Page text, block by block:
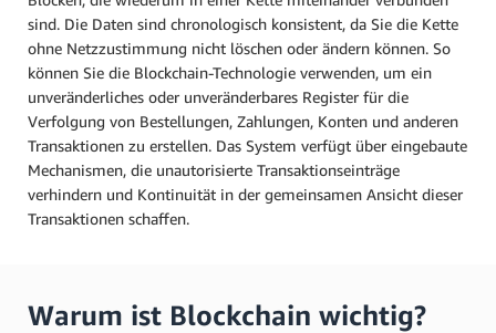
sind. Die Daten sind chronologisch konsistent, da Sie die Kette
ohne Netzzustimmung nicht löschen oder ändern können. So
können Sie die Blockchain-Technologie verwenden, um ein
unveränderliches oder unveränderbares Register für die
Verfolgung von Bestellungen, Zahlungen, Konten und anderen
Transaktionen zu erstellen. Das System verfügt über eingebaute
Mechanismen, die unautorisierte Transaktionseinträge
verhindern und Kontinuität in der gemeinsamen Ansicht dieser
Transaktionen schaffen.
Warum ist Blockchain wichtig?